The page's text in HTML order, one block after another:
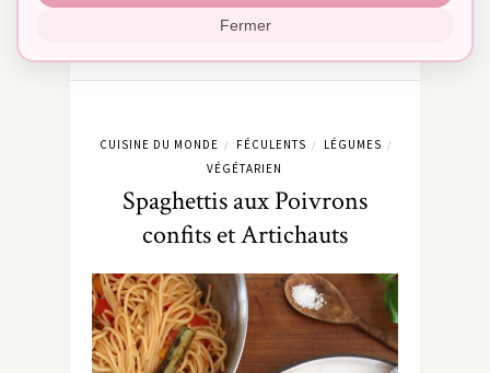
CUISINE DU MONDE / FÉCULENTS / LÉGUMES /
VÉGÉTARIEN
Spaghettis aux Poivrons
confits et Artichauts
Fermer